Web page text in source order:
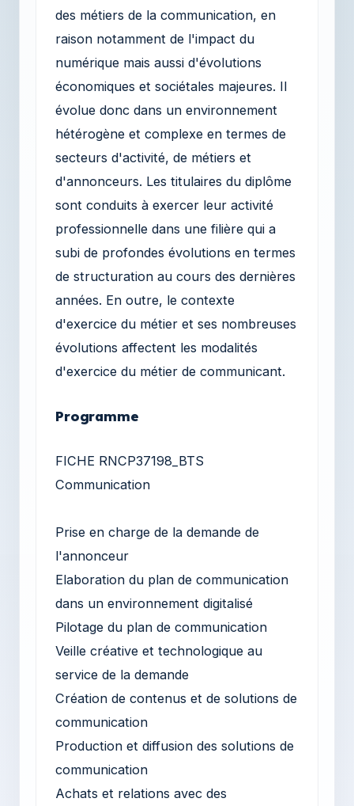
des métiers de la communication, en
raison notamment de l'impact du
numérique mais aussi d'évolutions
économiques et sociétales majeures. Il
évolue donc dans un environnement
hétérogène et complexe en termes de
secteurs d'activité, de métiers et
d'annonceurs. Les titulaires du diplôme
sont conduits à exercer leur activité
professionnelle dans une filière qui a
subi de profondes évolutions en termes
de structuration au cours des dernières
années. En outre, le contexte
d'exercice du métier et ses nombreuses
évolutions affectent les modalités
d'exercice du métier de communicant.
Programme
FICHE RNCP37198_BTS
Communication
Prise en charge de la demande de
l'annonceur
Elaboration du plan de communication
dans un environnement digitalisé
Pilotage du plan de communication
Veille créative et technologique au
service de la demande
Création de contenus et de solutions de
communication
Production et diffusion des solutions de
communication
Achats et relations avec des